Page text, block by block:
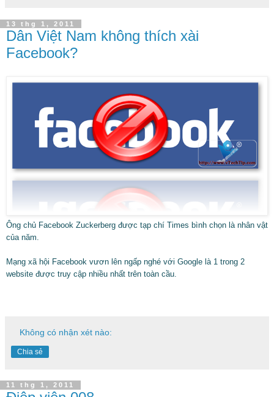
13 thg 1, 2011
Dân Việt Nam không thích xài
Facebook?
Ông chủ Facebook Zuckerberg được tạp chí Times bình chọn là nhân vật
của năm.
Mạng xã hội Facebook vươn lên ngấp nghé với Google là 1 trong 2
website được truy cập nhiều nhất trên toàn cầu.
Không có nhận xét nào:
Chia sẻ
11 thg 1, 2011